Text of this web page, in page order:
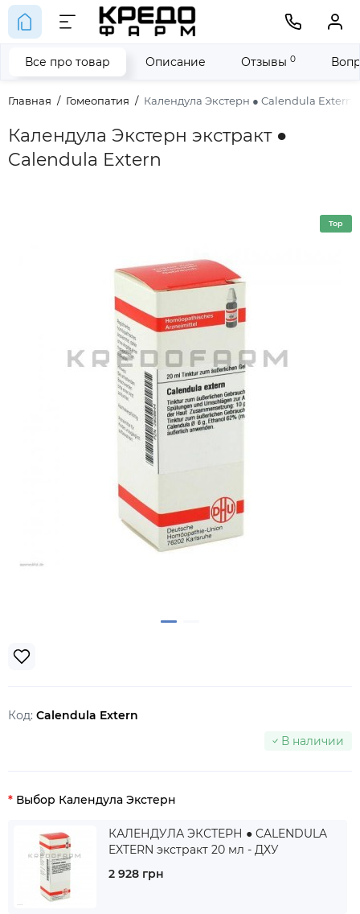
Главная Гомеопатия Календула Экстерн ● Calendula Extern
Календула Экстерн экстракт ●
Calendula Extern
Все про товар Описание Отзывы 0
Top
Код: Calendula Extern
В наличии
Выбор Календула Экстерн
КАЛЕНДУЛА ЭКСТЕРН ● CALENDULA
EXTERN экстракт 20 мл - ДХУ
2 928 грн